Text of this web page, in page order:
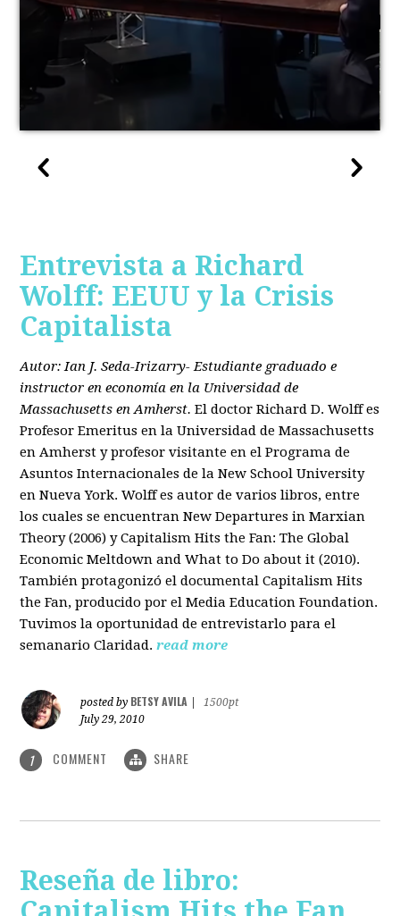
Entrevista a Richard
Wolff: EEUU y la Crisis
Capitalista
Autor: Ian J. Seda-Irizarry- Estudiante graduado e
instructor en economía en la Universidad de
Massachusetts en Amherst. El doctor Richard D. Wolff es
Profesor Emeritus en la Universidad de Massachusetts
en Amherst y profesor visitante en el Programa de
Asuntos Internacionales de la New School University
en Nueva York. Wolff es autor de varios libros, entre
los cuales se encuentran New Departures in Marxian
Theory (2006) y Capitalism Hits the Fan: The Global
Economic Meltdown and What to Do about it (2010).
También protagonizó el documental Capitalism Hits
the Fan, producido por el Media Education Foundation.
Tuvimos la oportunidad de entrevistarlo para el
semanario Claridad. read more
posted by BETSY AVILA
1500pt
July 29, 2010
1 COMMENT SHARE
Reseña de libro: